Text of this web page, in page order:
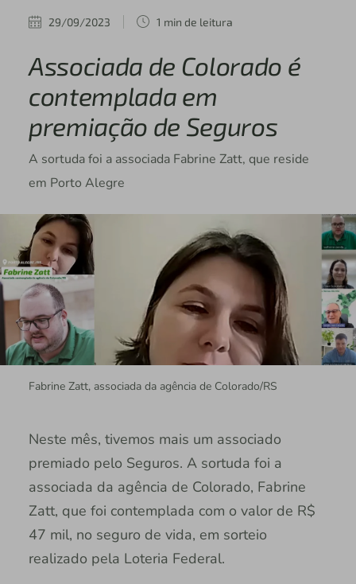
29/09/2023 1 min de leitura
Associada de Colorado é
contemplada em
premiação de Seguros
A sortuda foi a associada Fabrine Zatt, que reside
em Porto Alegre
Fabrine Zatt, associada da agência de Colorado/RS
Neste mês, tivemos mais um associado
premiado pelo Seguros. A sortuda foi a
associada da agência de Colorado, Fabrine
Zatt, que foi contemplada com o valor de R$
47 mil, no seguro de vida, em sorteio
realizado pela Loteria Federal.